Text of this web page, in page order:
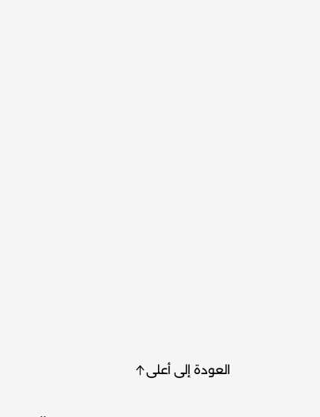
العودة إلى أعلى